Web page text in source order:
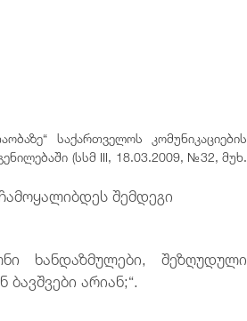
საქართველოს კომუნიკაციების
(სსმ III, 18.03.2009, №32, მუხ.
შემდეგი
ხანდაზმულები, შეზღუდული
არიან;“.